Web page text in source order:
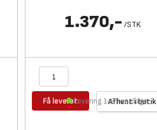
1.370,- /STK
Få leveret Afhent i butik
Levering 1-2 hverdage